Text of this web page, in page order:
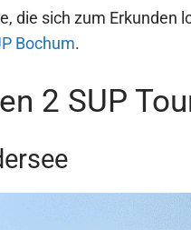
die sich zum Erkunden
Bochum.
2 SUP